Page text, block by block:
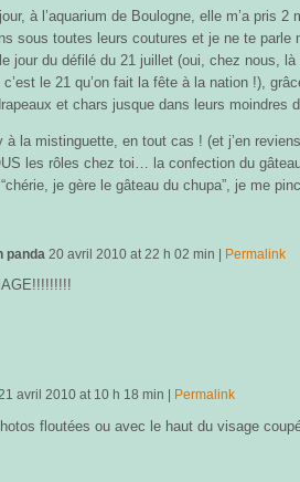
jour, à l’aquarium de Boulogne, elle m’a pris
sous toutes leurs coutures et je ne te parle
jour du défilé du 21 juillet (oui, chez nous,
le 21 qu’on fait la fête à la nation !),
et chars jusque dans leurs moindres
à la mistinguette, en tout cas ! (et j’en
les rôles chez toi… la confection du
je gère le gâteau du chupa”, je me
panda 20 avril 2010 at22 h 02 min Permalink
avril 2010 at 10 h 18 min Permalink
floutées ou avec le haut du visage